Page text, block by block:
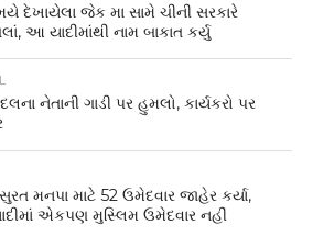
દેખાયેલા જેક મા સામે ચીની સરકારે
આ યાદીમાંથી નામ બાકાત કર્યુ
નેતાની ગાડી પર હુમલો, કાર્યકરો પર
મનપા માટે 52 ઉમેદવાર જાહેર કર્યા,
એકપણ મુસ્લિમ ઉમેદવાર નહીં